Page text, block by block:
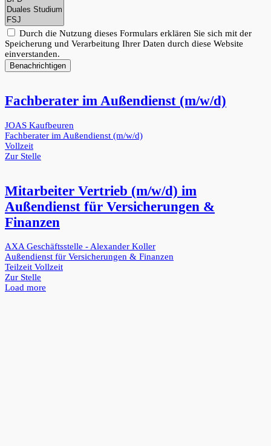
Durch die Nutzung dieses Formulars erklären Sie sich mit der
Speicherung und Verarbeitung Ihrer Daten durch diese Website
einverstanden.
Benachrichtigen
Fachberater im Außendienst (m/w/d)
JOAS Kaufbeuren
Fachberater im Außendienst (m/w/d)
Vollzeit
Zur Stelle
Mitarbeiter Vertrieb (m/w/d) im
Außendienst für Versicherungen &
Finanzen
AXA Geschäftsstelle - Alexander Koller
Außendienst für Versicherungen & Finanzen
Teilzeit Vollzeit
Zur Stelle
Load more